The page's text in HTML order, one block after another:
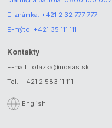
E-známka: +421 2 32 777 777
E-mýto: +421 35 111 111
Kontakty
E-mail.: otazka@ndsas.sk
Tel.: +421 2 583 11 111
English